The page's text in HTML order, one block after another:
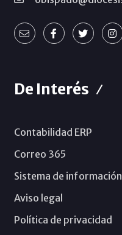
De Interés
Contabilidad ERP
Correo 365
Sistema de información
Aviso legal
Política de privacidad